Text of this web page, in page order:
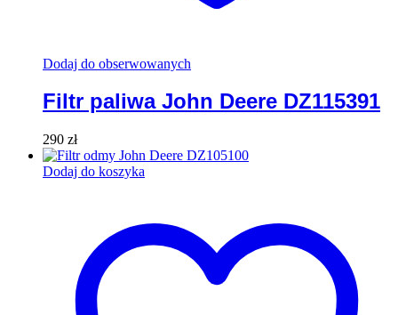
Dodaj do obserwowanych
Filtr paliwa John Deere DZ115391
290 zł
Dodaj do koszyka